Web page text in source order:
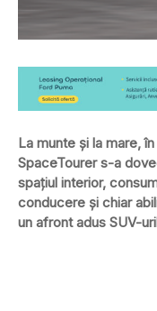
La munte și la mare,
SpaceTourer s-a
spațiul interior,
conducere și chiar
un afront adus SUV-